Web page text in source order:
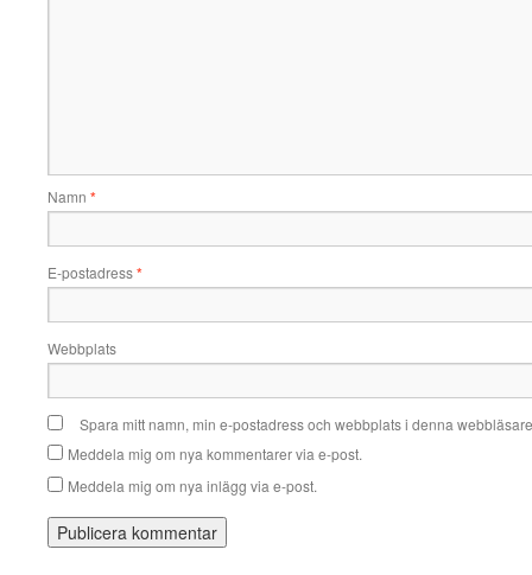
Namn *
E-postadress*
Webbplats
Spara mitt namn, min e-postadress och webbplats i denna
Meddela mig om nya kommentarer via e-post.
Meddela mig om nya inlägg via e-post.